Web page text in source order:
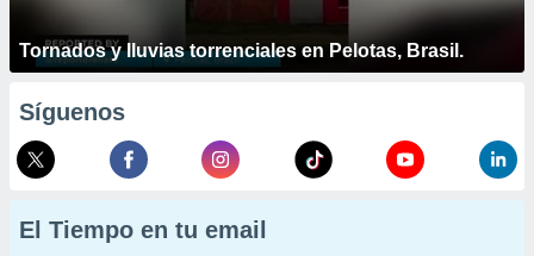
Tornados y lluvias torrenciales en Pelotas, Brasil.
Síguenos
El Tiempo en tu email